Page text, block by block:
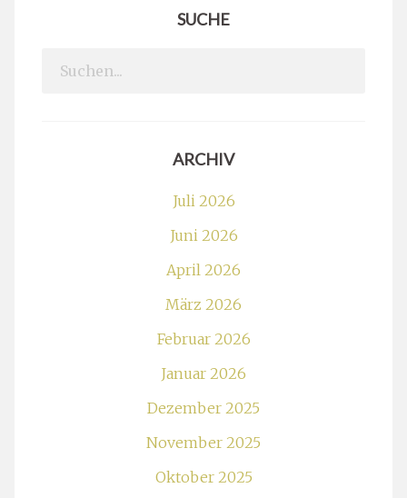
Juni 2026
Januar 2026
Dezember 2025
November 2025
Oktober 2025
September 2025
Juni 2025
Mai 2025
April 2025
Februar 2025
Januar 2025